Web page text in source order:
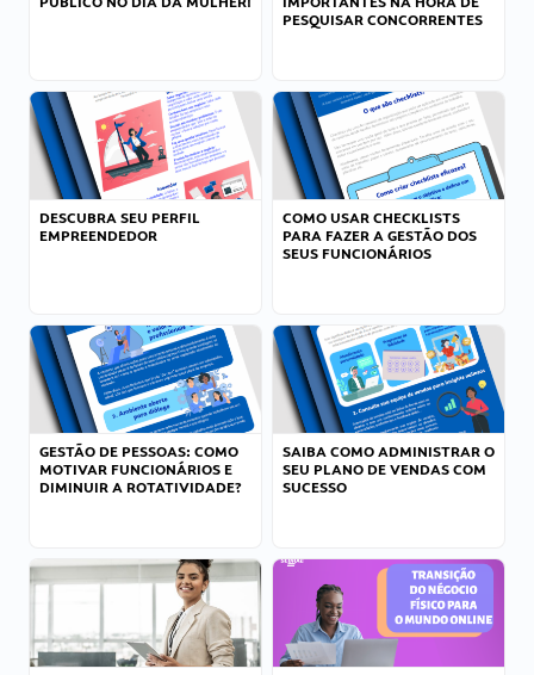
PESQUISAR CONCORRENTES
DESCUBRA SEU PERFIL
EMPREENDEDOR
COMO USAR CHECKLISTS
PARA FAZER A GESTÃO DOS
SEUS FUNCIONÁRIOS
GESTÃO DE PESSOAS: COMO
MOTIVAR FUNCIONÁRIOS E
DIMINUIR A ROTATIVIDADE?
SAIBA COMO ADMINISTRAR O
SEU PLANO DE VENDAS COM
SUCESSO